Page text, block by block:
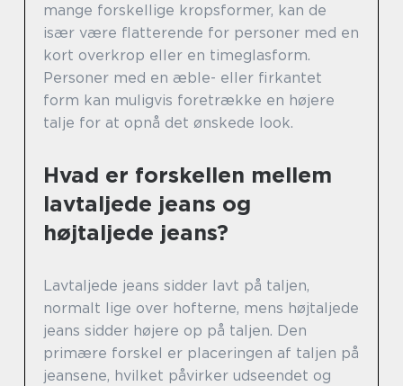
mange forskellige kropsformer, kan de
især være flatterende for personer med en
kort overkrop eller en timeglasform.
Personer med en æble- eller firkantet
form kan muligvis foretrække en højere
talje for at opnå det ønskede look.
Hvad er forskellen mellem
lavtaljede jeans og
højtaljede jeans?
Lavtaljede jeans sidder lavt på taljen,
normalt lige over hofterne, mens højtaljede
jeans sidder højere op på taljen. Den
primære forskel er placeringen af taljen på
jeansene, hvilket påvirker udseendet og